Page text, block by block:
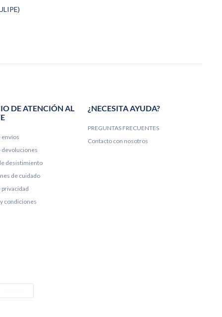
DE ATENCIÓN AL
envíos
devoluciones
desistimiento
de cuidado
privacidad
condiciones
¿NECESITA AYUDA?
PREGUNTAS FRECUENTES
Contacto con nosotros